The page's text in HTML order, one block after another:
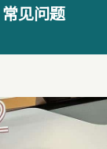
常见问题